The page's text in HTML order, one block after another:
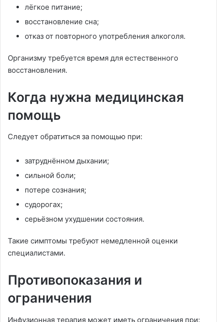
лёгкое питание;
восстановление сна;
отказ от повторного употребления алкоголя.
Организму требуется время для естественного
восстановления.
Когда нужна медицинская
помощь
Следует обратиться за помощью при:
затруднённом дыхании;
сильной боли;
потере сознания;
судорогах;
серьёзном ухудшении состояния.
Такие симптомы требуют немедленной оценки
специалистами.
Противопоказания и
ограничения
Инфузионная терапия может иметь ограничения при: